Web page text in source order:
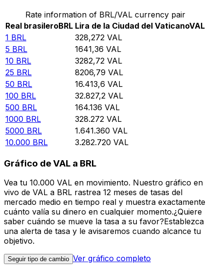
Rate information of BRL/VAL currency pair
Real brasileroBRL Lira de la Ciudad del VaticanoVAL
1 BRL 328,272 VAL
5 BRL 1641,36 VAL
10 BRL 3282,72 VAL
25 BRL 8206,79 VAL
50 BRL 16.413,6 VAL
100 BRL 32.827,2 VAL
500 BRL 164.136 VAL
1000 BRL 328.272 VAL
5000 BRL 1.641.360 VAL
10.000 BRL 3.282.720 VAL
Gráfico de VAL a BRL
Vea tu 10.000 VAL en movimiento. Nuestro gráfico en
vivo de VAL a BRL rastrea 12 meses de tasas del
mercado medio en tiempo real y muestra exactamente
cuánto valía su dinero en cualquier momento.¿Quiere
saber cuándo se mueve la tasa a su favor?Establezca
una alerta de tasa y le avisaremos cuando alcance tu
objetivo.
Seguir tipo de cambio Ver gráfico completo